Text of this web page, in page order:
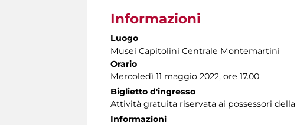
Informazioni
Luogo
Musei Capitolini Centrale Montemartini
Orario
Mercoledì 11 maggio 2022, ore 17.00
Biglietto d'ingresso
Attività gratuita riservata ai possessori della
Informazioni